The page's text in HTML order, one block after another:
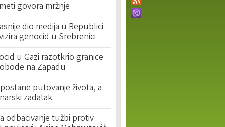
govora mržnje
dio medija u Republici
genocid u Srebrenici
u Gazi razotkrio granice
na Zapadu
putovanje života, a
zadatak
odbacivanje tužbi protiv